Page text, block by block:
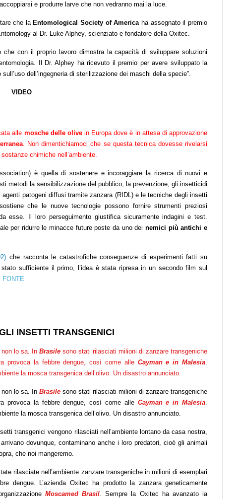
e produrre larve che non vedranno mai la luce.
che la Entomological Society of Americaha assegnato il premio
al Dr. Luke Alphey, scienziato e fondatore della Oxitec.
che con il proprio lavoro dimostra la capacità di sviluppare soluzioni
Il Dr. Alphey ha ricevuto il premio per avere sviluppato la
dell’ingegneria di sterilizzazione dei maschi della specie”.
VIDEO
alle mosche delle olivein Europa dove è in attesa di approvazione
. Non dimentichiamoci che se questa tecnica dovesse rivelarsi
chimiche nell’ambiente.
è quella di sostenere e incoraggiare la ricerca di nuovi e
metodi la sensibilizzazione del pubblico, la prevenzione, gli insetticidi
patogeni diffusi tramite zanzara (RIDL) e le tecniche degli insetti
che le nuove tecnologie possono fornire strumenti preziosi
esse. Il loro perseguimento giustifica sicuramente indagini e test.
per ridurre le minacce future poste da uno deinemici più antichi e
che racconta le catastrofiche conseguenze di esperimenti fatti su
sufficiente il primo, l’idea è stata ripresa in un secondo film sul
FONTE
INSETTI TRANSGENICI
non lo sa. In Brasile sono stati rilasciati milioni di zanzare transgeniche
provoca la febbre dengue, così come alle Cayman e in Malesia.
la mosca transgenica dell’olivo. Un disastro annunciato.
non lo sa. In Brasile sono stati rilasciati milioni di zanzare transgeniche
provoca la febbre dengue, così come alle Cayman e in Malesia.
la mosca transgenica dell’olivo. Un disastro annunciato.
transgenici vengono rilasciati nell’ambiente lontano da casa nostra,
dovunque, contaminano anche i loro predatori, cioè gli animali
che noi mangeremo.
rilasciate nell’ambiente zanzare transgeniche in milioni di esemplari
dengue. L’azienda Oxitec ha prodotto la zanzara geneticamente
Moscamed Brasil.Sempre la Oxitec ha avanzato la